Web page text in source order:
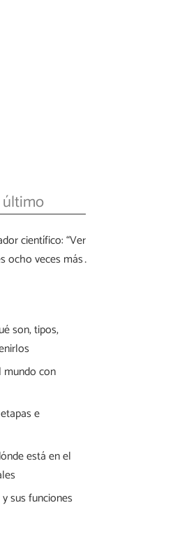
científico: “Ver
ocho veces más
un Mundial”
son, tipos,
mundo con
e
está en el
sus funciones